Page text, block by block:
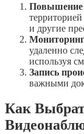
Повышение
и другие
удаленно
используя
Запись
важными
Как